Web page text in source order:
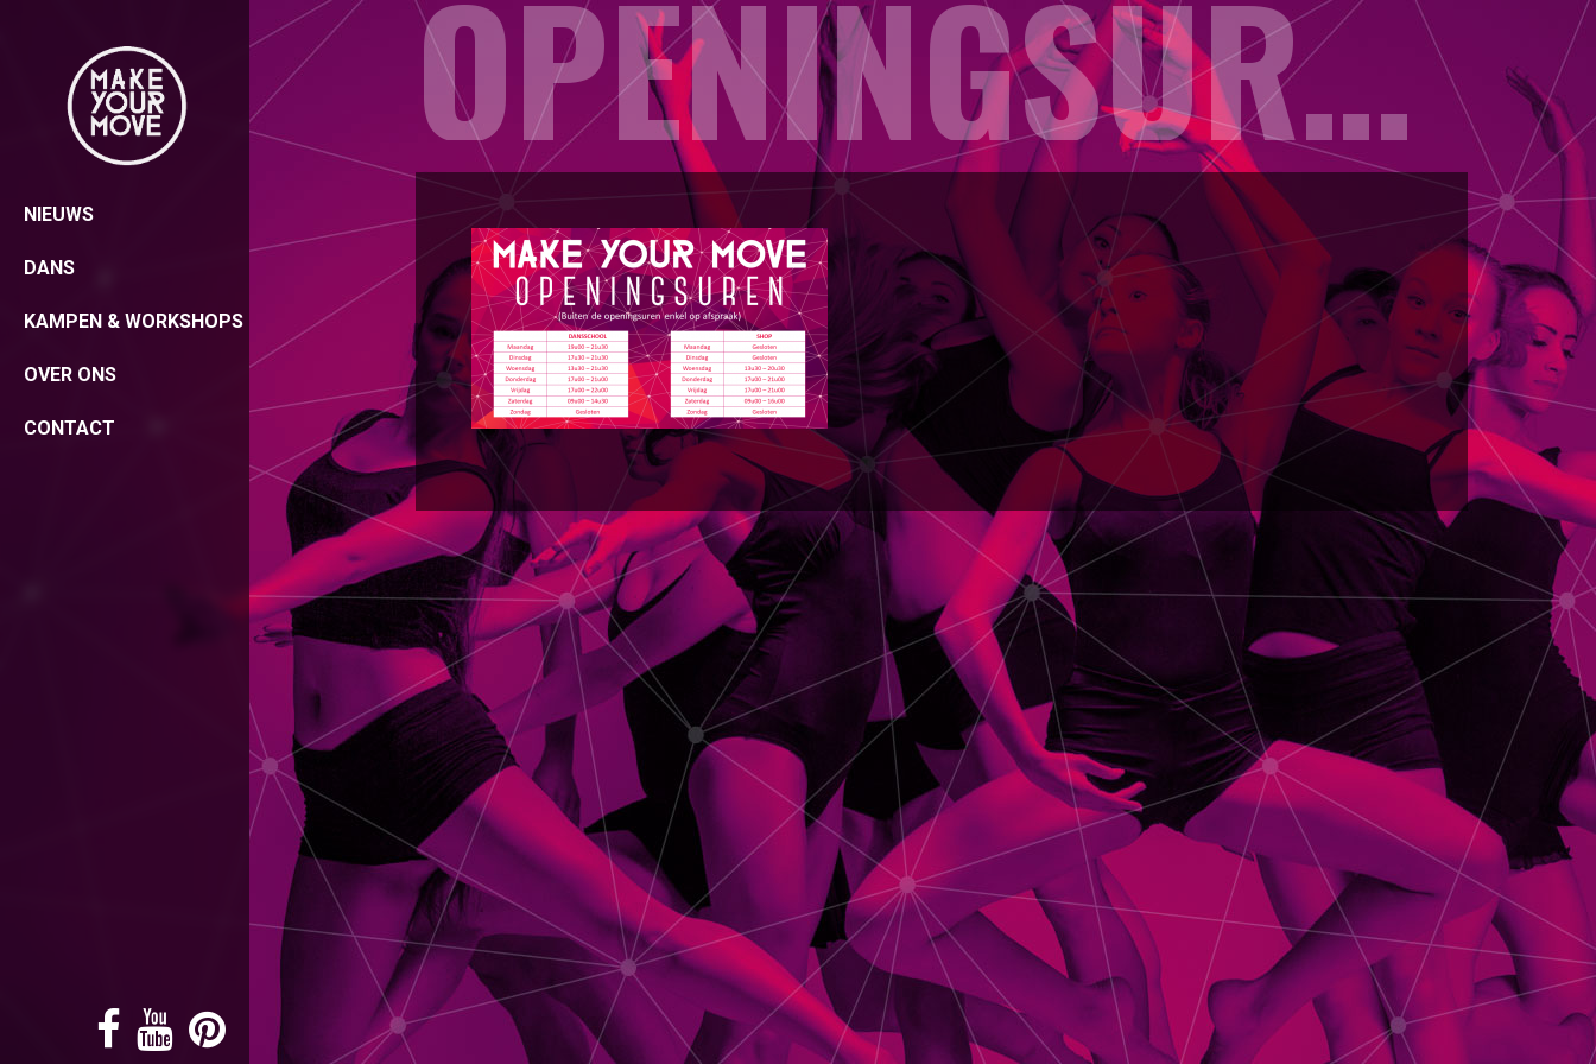
NIEUWS
DANS
KAMPEN & WORKSHOPS
OVER ONS
CONTACT
OPENINGSUREN 19-20